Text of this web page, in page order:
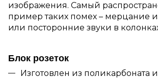
изображения. Самый
пример таких помех – мерцание
или посторонние звуки в
Блок розеток
Изготовлен из поликарбоната